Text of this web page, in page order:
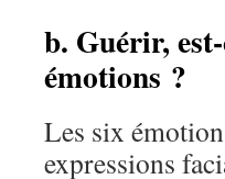
b. Guérir,
émotions ?
Les six
expressions